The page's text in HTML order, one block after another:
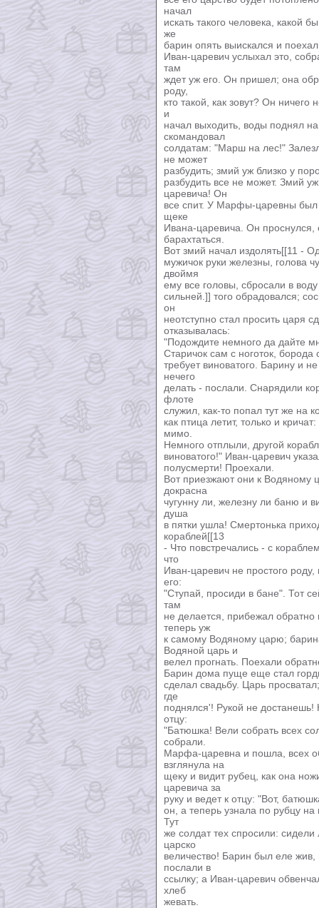
начал
искать такого человека, какой
же
барин опять выискался и
Иван-царевич услыхал это,
там
ждет уж его. Он пришел; она
роду,
кто такой, как зовут? Он ничего
и
начал выходить, воды поднял
скомандовал
солдатам: "Марш на лес!"
не может
разбудить; змий уж близко у
разбудить все не может. Змий
царевича! Он
все спит. У Марфы-царевны
щеке
Ивана-царевича. Он проснулся,
барахтаться.
Вот змий начал издолять[[11 -
мужичок руки железны, голова
двоймя
ему все головы, сбросали в
сильней.]] того обрадовался;
он
неотступно стал просить царя
отказывалась:
"Подождите немного да дайте
Старичок сам с ноготок,
требует виноватого. Барину и
нечего
делать - послали. Снарядили
флоте
служил, как-то попал тут же на
как птица летит, только и
мимо.
Немного отплыли, другой
виноватого!" Иван-царевич
полусмерти! Проехали.
Вот приезжают они к Водяному
докрасна
чугунну ли, железну ли баню и
душа
в пятки ушла! Смертонька
кораблей[[13
- Что повстречались - с
что
Иван-царевич не простого
его:
"Ступай, просиди в бане". Тот
там
не делается, прибежал
теперь уж
к самому Водяному царю;
Водяной царь и
велел прогнать. Поехали
Барин дома пуще еще стал
сделал свадьбу. Царь
где
поднялся'! Рукой не достанешь!
отцу:
"Батюшка! Вели собрать всех
собрали.
Марфа-царевна и пошла, всех
взглянула на
щеку и видит рубец, как она
царевича за
руку и ведет к отцу: "Вот,
он, а теперь узнала по рубцу
Тут
же солдат тех спросили:
царско
величество! Барин был еле жив,
послали в
ссылку; а Иван-царевич
хлеб
жевать.